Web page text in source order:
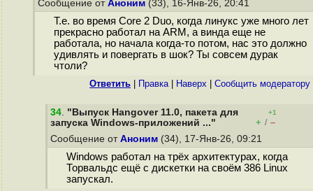
Сообщение от Аноним (33), 16-Янв-26, 20:41
Т.е. во время Core 2 Duo, когда линукс уже много лет
прекрасно работал на ARM, а винда еще не
работала, но начала когда-то потом, нас это должно
удивлять и повергать в шок? Ты совсем дурак
чтоли?
Ответить Правка| Наверх Cообщить модератору
34. "Выпуск Hangover 11.0, пакета для
запуска Windows-приложений ..."
+1
+ / –
Сообщение от Аноним (34), 17-Янв-26, 09:21
Windows работал на трёх архитектурах, когда
Торвальдс ещё с дискетки на своём 386 Linux
запускал.